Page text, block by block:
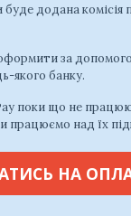
додана комісія
за
якого банку.
поки що не
працюємо над їх
НА